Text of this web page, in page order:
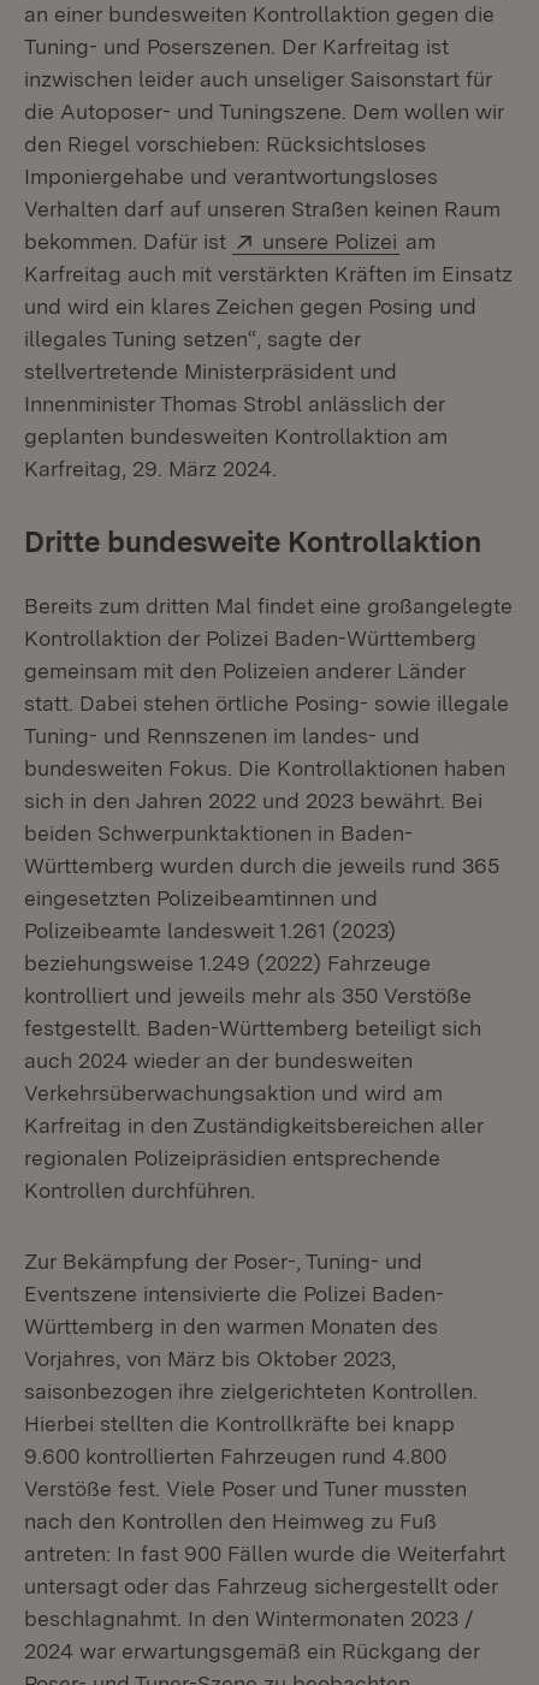
an einer bundesweiten Kontrollaktion gegen die
Tuning- und Poserszenen. Der Karfreitag ist
inzwischen leider auch unseliger Saisonstart für
die Autoposer- und Tuningszene. Dem wollen wir
den Riegel vorschieben: Rücksichtsloses
Imponiergehabe und verantwortungsloses
Verhalten darf auf unseren Straßen keinen Raum
bekommen. Dafür ist
Extern:
unsere Polizei (Öffnet in
am
Karfreitag auch mit verstärkten Kräften im Einsatz
und wird ein klares Zeichen gegen Posing und
illegales Tuning setzen“, sagte der
stellvertretende Ministerpräsident und
Innenminister Thomas Strobl anlässlich der
geplanten bundesweiten Kontrollaktion am
Karfreitag, 29. März 2024.
Dritte bundesweite Kontrollaktion
Bereits zum dritten Mal findet eine großangelegte
Kontrollaktion der Polizei Baden-Württemberg
gemeinsam mit den Polizeien anderer Länder
statt. Dabei stehen örtliche Posing- sowie illegale
Tuning- und Rennszenen im landes- und
bundesweiten Fokus. Die Kontrollaktionen haben
sich in den Jahren 2022 und 2023 bewährt. Bei
beiden Schwerpunktaktionen in Baden-
Württemberg wurden durch die jeweils rund 365
eingesetzten Polizeibeamtinnen und
Polizeibeamte landesweit 1.261 (2023)
beziehungsweise 1.249 (2022) Fahrzeuge
kontrolliert und jeweils mehr als 350 Verstöße
festgestellt. Baden-Württemberg beteiligt sich
auch 2024 wieder an der bundesweiten
Verkehrsüberwachungsaktion und wird am
Karfreitag in den Zuständigkeitsbereichen aller
regionalen Polizeipräsidien entsprechende
Kontrollen durchführen.
Zur Bekämpfung der Poser-, Tuning- und
Eventszene intensivierte die Polizei Baden-
Württemberg in den warmen Monaten des
Vorjahres, von März bis Oktober 2023,
saisonbezogen ihre zielgerichteten Kontrollen.
Hierbei stellten die Kontrollkräfte bei knapp
9.600 kontrollierten Fahrzeugen rund 4.800
Verstöße fest. Viele Poser und Tuner mussten
nach den Kontrollen den Heimweg zu Fuß
antreten: In fast 900 Fällen wurde die Weiterfahrt
untersagt oder das Fahrzeug sichergestellt oder
beschlagnahmt. In den Wintermonaten 2023 /
2024 war erwartungsgemäß ein Rückgang der